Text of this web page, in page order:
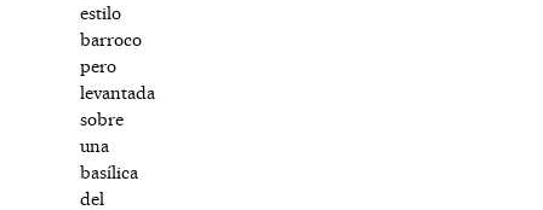
estilo
barroco
pero
levantada
sobre
una
basílica
del